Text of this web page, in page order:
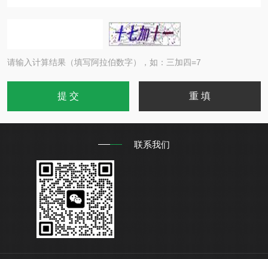
请输入计算结果（填写阿拉伯数字），如：三加四=7
联系我们